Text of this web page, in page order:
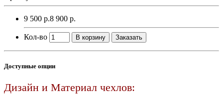
9 500 р.8 900 р.
Кол-во В корзину Заказать
Доступные опции
Дизайн и Материал чехлов: